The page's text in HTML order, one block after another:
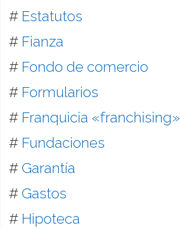
# Estatutos
# Fianza
# Fondo de comercio
# Formularios
# Franquicia «franchising»
# Fundaciones
# Garantía
# Gastos
# Hipoteca